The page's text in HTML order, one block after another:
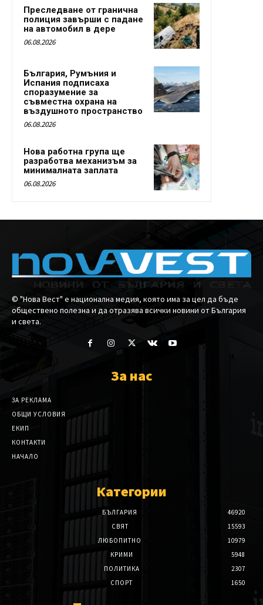
Преследване от гранична
полиция завърши с падане
на автомобил в дере
06.08.2026
България, Румъния и
Испания подписаха
споразумение за
съвместна охрана на
въздушното пространство
06.08.2026
Нова работна група ще
разработва механизъм за
минималната заплата
06.08.2026
© "Нова Вест" е национална медия, която има за цел да бъде
обществено полезна и да отразява всички новини от България
и света.
За нас
ЗА РЕКЛАМА
ОБЩИ УСЛОВИЯ
ЕКИП
КОНТАКТИ
НАЧАЛО
Категории
БЪЛГАРИЯ
46920
СВЯТ
15593
ЛЮБОПИТНО
10979
КРИМИ
5948
ПОЛИТИКА
2307
СПОРТ
1650